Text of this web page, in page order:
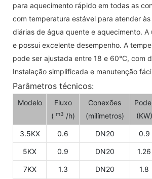
para aquecimento rápido em todas as
com temperatura estável para atender
diárias de água quente e aquecimento. A
e possui excelente desempenho. A
pode ser ajustada entre 18 e 60°C, com
Instalação simplificada e manutenção
Parâmetros técnicos:
Modelo
Fluxo
( m3 /h)
Conexões
(milímetros)
(KW)
3.5KX 0.6 DN20 0.9
5KX 0.9 DN20 1.26
7KX 1.3 DN20 1.8